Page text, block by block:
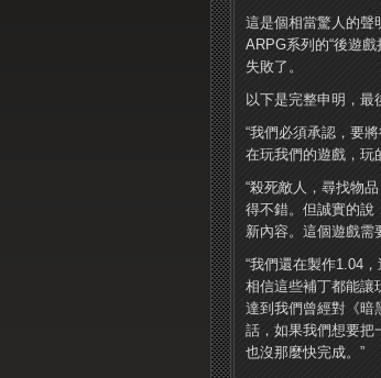
這是個相當驚人的聲
ARPG系列的“後遊
失敗了。
以下是完整申明，最
“我們必須承認，要
在玩我們的遊戲，玩
“殺死敵人，尋找物
得不錯。但誠實的說
新內容。這個遊戲需
“我們還在製作1.04
相信這些補丁都能讓
達到我們曾經對《暗
話，如果我們想要把
也沒那麼快完成。”